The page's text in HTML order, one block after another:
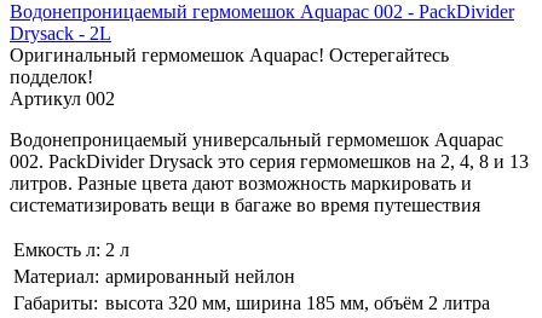
Водонепроницаемый гермомешок Aquapac 002 - PackDivider
Drysack - 2L
Оригинальный гермомешок Aquapac! Остерегайтесь
подделок!
Артикул 002
Водонепроницаемый универсальный гермомешок Aquapac
002. PackDivider Drysack это серия гермомешков на 2, 4, 8 и 13
литров. Разные цвета дают возможность маркировать и
систематизировать вещи в багаже во время путешествия
Емкость л: 2 л
Материал: армированный нейлон
Габариты: высота 320 мм, ширина 185 мм, объём 2 литра